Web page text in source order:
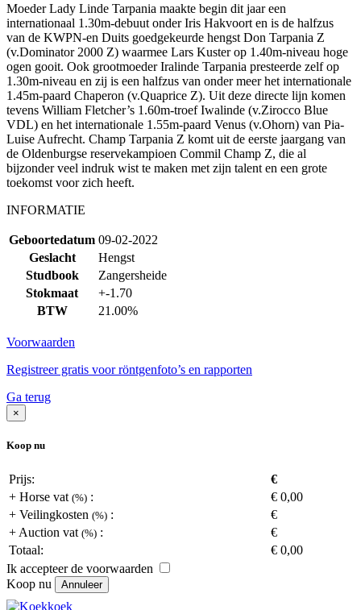
Moeder Lady Linde Tarpania maakte begin dit jaar een
internationaal 1.30m-debuut onder Iris Hakvoort en is de halfzus
van de KWPN-en Duits goedgekeurde hengst Don Tarpania Z
(v.Dominator 2000 Z) waarmee Lars Kuster op 1.40m-niveau hoge
ogen gooit. Ook grootmoeder Iralinde Tarpania presteerde zelf op
1.30m-niveau en zij is een halfzus van onder meer het internationale
1.45m-paard Chaperon (v.Quaprice Z). Uit deze directe lijn komen
tevens William Fletcher’s 1.60m-troef Iwalinde (v.Zirocco Blue
VDL) en het internationale 1.55m-paard Venus (v.Ohorn) van Pia-
Luise Aufrecht. Champ Tarpania Z komt uit de eerste jaargang van
de Oldenburgse reservekampioen Commil Champ Z, die al
bijzonder veel indruk wist te maken met zijn talent en een grote
toekomst voor zich heeft.
INFORMATIE
Geboortedatum 09-02-2022
Geslacht
Hengst
Studbook
Zangersheide
Stokmaat
+-1.70
BTW
21.00%
Voorwaarden
Registreer gratis voor röntgenfoto’s en rapporten
Ga terug
×
Koop nu
Prijs:
€
+ Horse vat (%) : € 0,00
+ Veilingkosten (%) :
€
+ Auction vat (%) :
€
Totaal:
€ 0,00
Ik accepteer de voorwaarden
Koop nu
Annuleer